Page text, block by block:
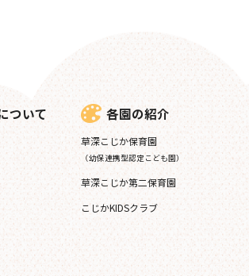
入園について
草深こじか保育園
（幼保連携型認定こども園）
草深こじか第二保育園
ついて 各園の紹介
草深こじか保育園
（幼保連携型認定こども園）
草深こじか第二保育園
こじかKIDSクラブ